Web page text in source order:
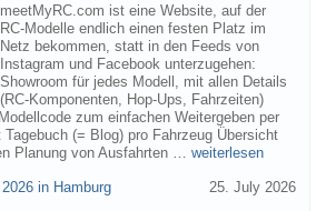
meetMyRC.com ist eine Website, auf der
RC-Modelle endlich einen festen Platz im
Netz bekommen, statt in den Feeds von
Instagram und Facebook unterzugehen:
Showroom für jedes Modell, mit allen Details
(RC-Komponenten, Hop-Ups, Fahrzeiten)
zum einfachen Weitergeben per
(= Blog) pro Fahrzeug Übersicht
Planung von Ausfahrten … weiterlesen
in Hamburg 25. July 2026